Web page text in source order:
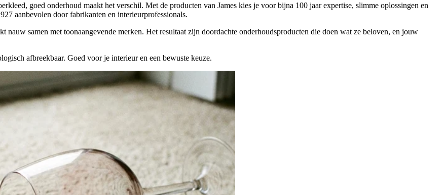
goed onderhoud maakt het verschil. Met de producten van James kies je voor bijna 100 jaar expertise, slimme oplossingen en
aanbevolen door fabrikanten en interieurprofessionals.
samen met toonaangevende merken. Het resultaat zijn doordachte onderhoudsproducten die doen wat ze beloven, en jouw
afbreekbaar. Goed voor je interieur en een bewuste keuze.